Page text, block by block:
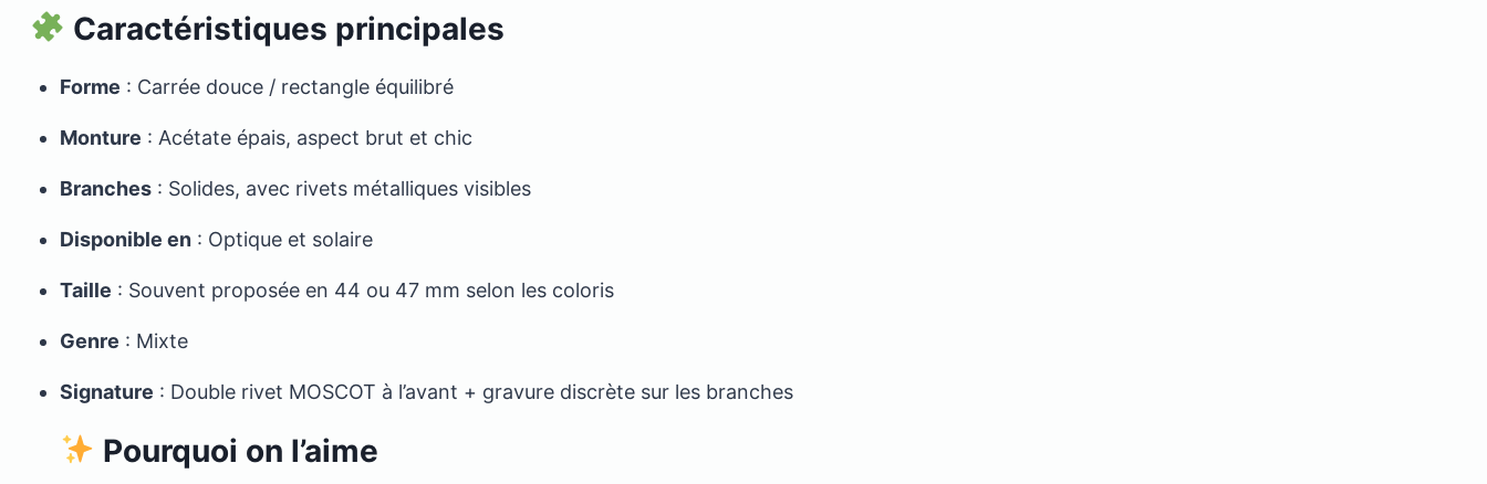
Caractéristiques principales
Forme : Carrée douce / rectangle équilibré
Monture : Acétate épais, aspect brut et chic
Branches : Solides, avec rivets métalliques visibles
Disponible en : Optique et solaire
Taille : Souvent proposée en 44 ou 47 mm selon les coloris
Genre : Mixte
Signature : Double rivet MOSCOT à l’avant + gravure discrète sur les branches
Pourquoi on l’aime